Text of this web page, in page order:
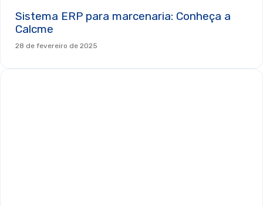
Sistema ERP para marcenaria: Conheça a
Calcme
28 de fevereiro de 2025